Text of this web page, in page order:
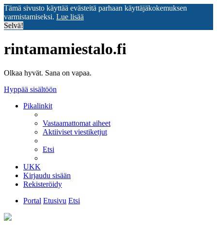
Tämä sivusto käyttää evästeitä parhaan käyttäjäkokemuksen
varmistamiseksi. Lue lisää
Selvä!
rintamamiestalo.fi
Olkaa hyvät. Sana on vapaa.
Hyppää sisältöön
Pikalinkit
Vastaamattomat aiheet
Aktiiviset viestiketjut
Etsi
UKK
Kirjaudu sisään
Rekisteröidy
Portal Etusivu Etsi